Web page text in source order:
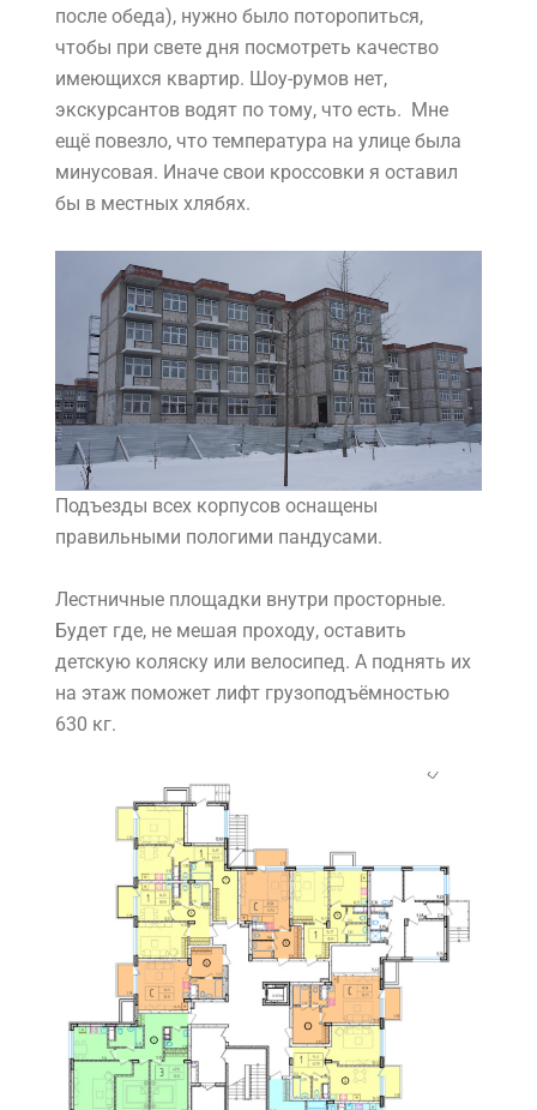
после обеда), нужно было поторопиться,
чтобы при свете дня посмотреть качество
имеющихся квартир. Шоу-румов нет,
экскурсантов водят по тому, что есть. Мне
ещё повезло, что температура на улице была
минусовая. Иначе свои кроссовки я оставил
бы в местных хлябях.
Подъезды всех корпусов оснащены
правильными пологими пандусами.
Лестничные площадки внутри просторные.
Будет где, не мешая проходу, оставить
детскую коляску или велосипед. А поднять их
на этаж поможет лифт грузоподъёмностью
630 кг.